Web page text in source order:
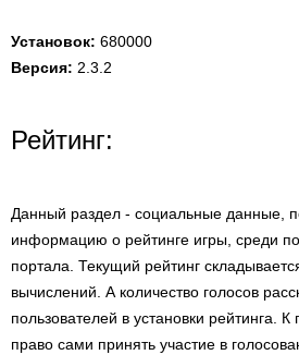
Установок: 680000
Версия: 2.3.2
Рейтинг:
Данный раздел - социальные данные,
информацию о рейтинге игры, среди
портала. Текущий рейтинг
вычислений. А количество голосов
пользователей в установки рейтинга.
право сами принять участие в